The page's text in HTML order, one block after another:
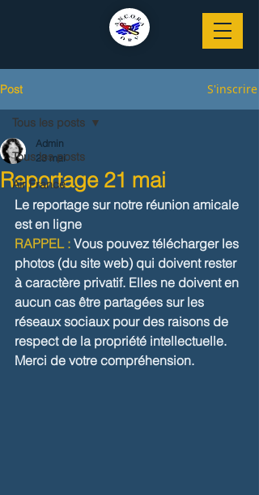
Post S'inscrire
Tous les posts
Air France
Tous les posts
Reportage 21 mai
Admin
23 mai
Le reportage sur notre réunion amicale
est en ligne
RAPPEL : Vous pouvez télécharger les
photos (du site web) qui doivent rester
à caractère privatif. Elles ne doivent en
aucun cas être partagées sur les
réseaux sociaux pour des raisons de
respect de la propriété intellectuelle.
Merci de votre compréhension.